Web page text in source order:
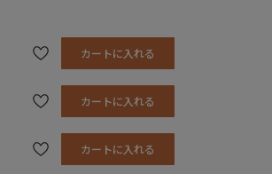
カートに入れる
カートに入れる
カートに入れる